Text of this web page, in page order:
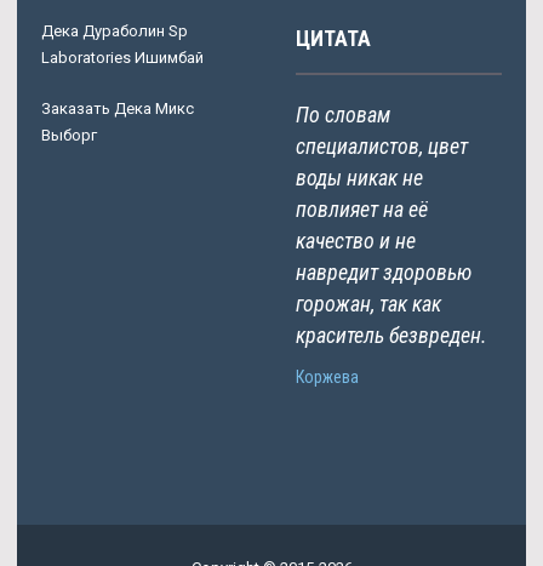
Дека Дураболин Sp
Laboratories Ишимбай
Заказать Дека Микс
Выборг
ЦИТАТА
По словам
специалистов, цвет
воды никак не
повлияет на её
качество и не
навредит здоровью
горожан, так как
краситель безвреден.
Коржева